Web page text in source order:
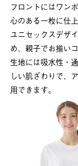
フロントにはワン
心のある一枚に仕
ユニセックスデザ
め、親子でお揃い
生地には吸水性・
しい肌ざわりで、
用できます。